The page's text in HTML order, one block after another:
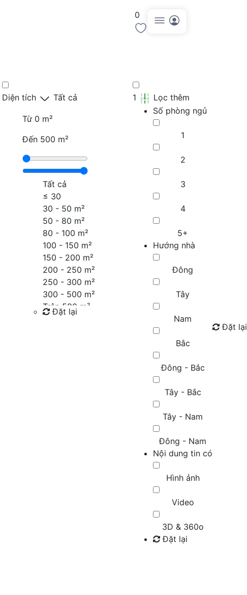
0
Diện tích Tất cả
Từ 0 m²
Đến 500 m²
Tất cả
≤ 30
30 - 50 m²
50 - 80 m²
80 - 100 m²
100 - 150 m²
150 - 200 m²
200 - 250 m²
250 - 300 m²
300 - 500 m²
Trên 500 m²
Đặt lại
1
Lọc thêm
Số phòng ngủ
1
2
3
4
5+
Hướng nhà
Đông
Tây
Nam
Bắc
Đông - Bắc
Tây - Bắc
Tây - Nam
Đông - Nam
Nội dung tin có
Hình ảnh
Video
3D & 360o
Đặt lại
Đặt lại